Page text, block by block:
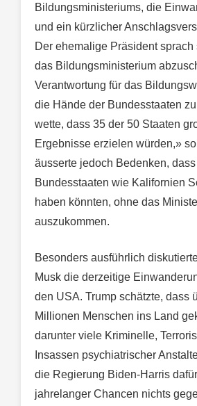
Bildungsministeriums, die
und ein kürzlicher
Der ehemalige Präsident sprach
das Bildungsministerium
Verantwortung für das
die Hände der Bundesstaaten
wette, dass 35 der 50 Staaten
Ergebnisse erzielen würden,»
äusserte jedoch Bedenken,
Bundesstaaten wie Kalifornien
haben könnten, ohne das
auszukommen.
Besonders ausführlich
Musk die derzeitige
den USA. Trump schätzte, dass
Millionen Menschen ins Land
darunter viele Kriminelle,
Insassen psychiatrischer
die Regierung Biden-Harris
jahrelanger Chancen nichts